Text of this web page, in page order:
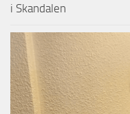
i Skandalen